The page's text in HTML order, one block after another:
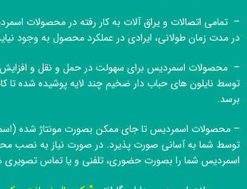
– تمامی اتصالات و یراق آلات به کار رفته در محصولات
در مدت زمان طولانی، ایرادی در عملکرد محصول به وجود
– محصولات اسمردیس برای سهولت در حمل و نقل و افزایش
توسط نایلون های حباب دار ضخیم چند لایه پوشیده شده
برسد.
– محصولات اسمردیس تا جای ممکن بصورت مونتاژ شده
توسط شما به آسانی صورت پذیرد. در صورت نیاز به نصب
اسمردیس شما را بصورت حضوری، تلفنی و یا تماس تصویری